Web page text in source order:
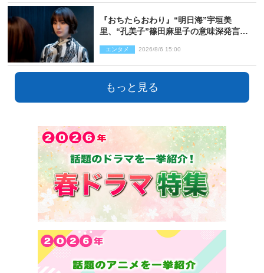
『おちたらおわり』“明日海”宇垣美
里、“孔美子”篠田麻里子の意味深発言に
開」
エンタメ 2026/8/6 15:00
もっと見る